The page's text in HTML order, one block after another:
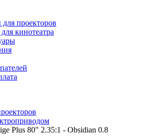
проекторов
кинотеатра
Plus 80" 2.35:1 - Obsidian 0.8